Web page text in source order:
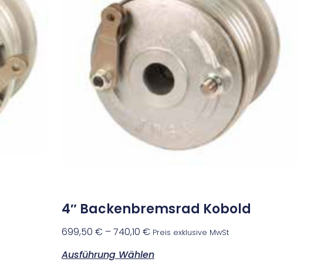
4″ Backenbremsrad Kobold
699,50 €–740,10 € Preis exklusive MwSt
Ausführung Wählen